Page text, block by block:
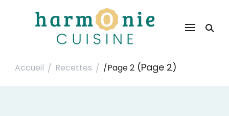
Harmonie Cuisine
Accueil / Recettes / /Page 2 (Page 2)